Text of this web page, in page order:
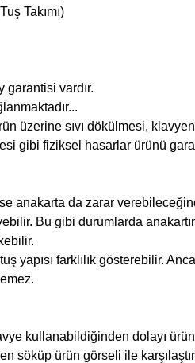
Takımı)
garantisi vardır.
üzerine sıvı dökülmesi,
gibi fiziksel hasarlar ürünü
anakarta da zarar
Bu gibi durumlarda
yapısı farklılık gösterebilir.
kullanabildiğinden dolayı
söküp ürün görseli ile